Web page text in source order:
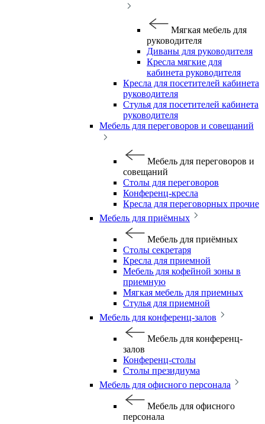
Мягкая мебель для
руководителя
Диваны для руководителя
Кресла мягкие для
кабинета руководителя
Кресла для посетителей кабинета
руководителя
Стулья для посетителей кабинета
руководителя
Мебель для переговоров и совещаний
Мебель для переговоров и
совещаний
Столы для переговоров
Конференц-кресла
Кресла для переговорных прочие
Мебель для приёмных
Мебель для приёмных
Столы секретаря
Кресла для приемной
Мебель для кофейной зоны в
приемную
Мягкая мебель для приемных
Стулья для приемной
Мебель для конференц-залов
Мебель для конференц-
залов
Конференц-столы
Столы президиума
Мебель для офисного персонала
Мебель для офисного
персонала